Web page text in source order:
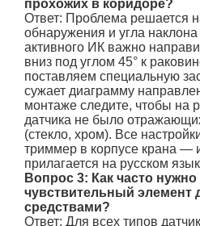
прохожих в коридоре?
Ответ: Проблема решается
обнаружения и угла
активного ИК важно
вниз под углом 45° к
поставляем специальную
сужает диаграмму
монтаже следите, чтобы на
датчика не было
(стекло, хром). Все
триммер в корпусе крана —
прилагается на русском
Вопрос 3: Как часто нужно
чувствительный элемент
средствами?
Ответ: Для всех типов